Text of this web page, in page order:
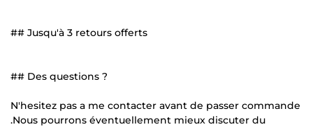
## Jusqu'à 3 retours offerts
## Des questions ?
N'hesitez pas a me contacter avant de passer commande
.Nous pourrons éventuellement mieux discuter du